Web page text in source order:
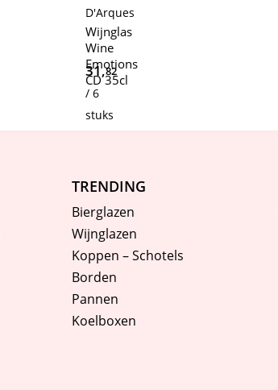
D'Arques
Wijnglas
Wine
Emotions
CD 35cl
31,82
/ 6
stuks
TRENDING
Bierglazen
Wijnglazen
Koppen – Schotels
Borden
Pannen
Koelboxen